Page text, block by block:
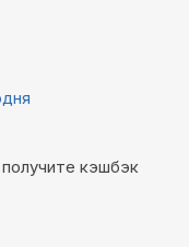
кэшбэк